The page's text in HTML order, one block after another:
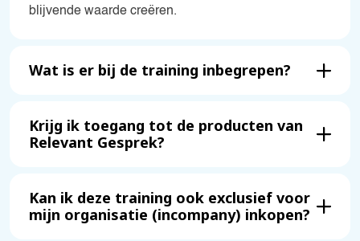
blijvende waarde creëren.
Wat is er bij de training inbegrepen?
Krijg ik toegang tot de producten van
Relevant Gesprek?
Kan ik deze training ook exclusief voor
mijn organisatie (incompany) inkopen?